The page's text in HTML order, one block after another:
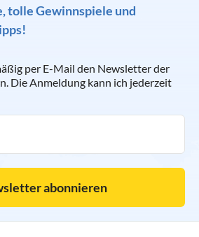
tolle Gewinnspiele und
per E-Mail den Newsletter der
Die Anmeldung kann ich jederzeit
abonnieren